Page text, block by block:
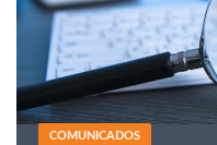
COMUNICADOS